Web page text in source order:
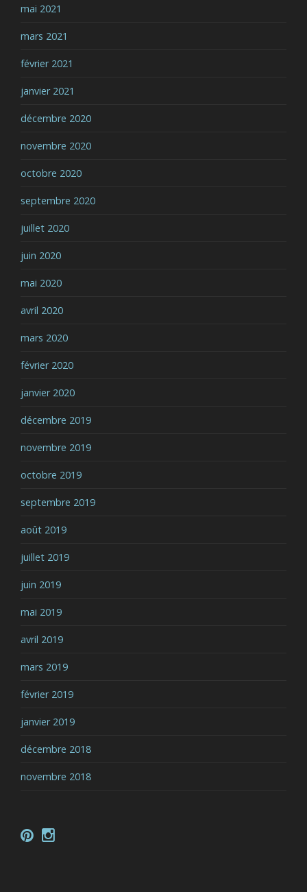
mai 2021
mars 2021
février 2021
janvier 2021
décembre 2020
novembre 2020
octobre 2020
septembre 2020
juillet 2020
juin 2020
mai 2020
avril 2020
mars 2020
février 2020
janvier 2020
décembre 2019
novembre 2019
octobre 2019
septembre 2019
août 2019
juillet 2019
juin 2019
mai 2019
avril 2019
mars 2019
février 2019
janvier 2019
décembre 2018
novembre 2018